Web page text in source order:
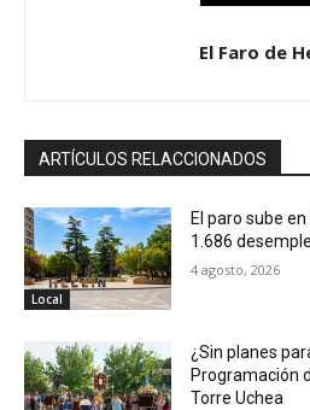
El Faro de
ARTÍCULOS RELACCIONADOS
Local
El paro sube
1.686
4 agosto, 2026
¿Sin planes
Programación
Torre Uchea